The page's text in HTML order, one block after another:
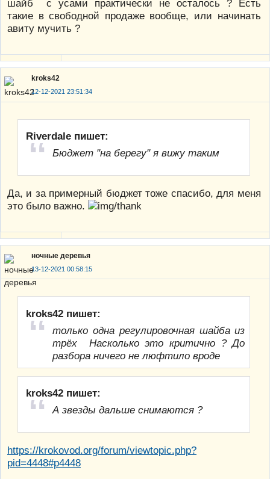
шайб с усами практически не осталось ? Есть
такие в свободной продаже вообще, или начинать
авиту мучить ?
kroks42
12-12-2021 23:51:34
Riverdale пишет:
Бюджет "на берегу" я вижу таким
Да, и за примерный бюджет тоже спасибо, для меня
это было важно.
ночные деревья
13-12-2021 00:58:15
kroks42 пишет:
только одна регулировочная шайба из
трёх Насколько это критично ? До
разбора ничего не люфтило вроде
kroks42 пишет:
А звезды дальше снимаются ?
https://krokovod.org/forum/viewtopic.php?
pid=4448#p4448